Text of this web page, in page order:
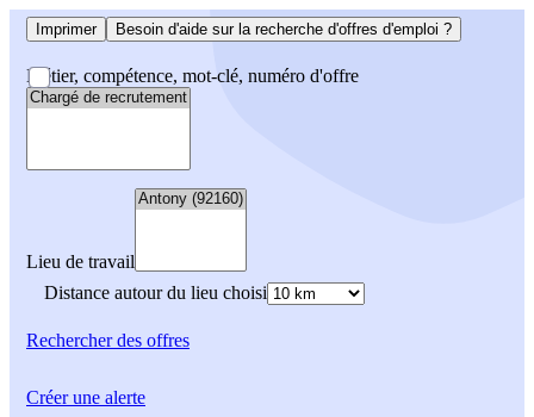
Imprimer Besoin d'aide sur la recherche d'offres d'emploi ?
Métier, compétence, mot-clé, numéro d'offre
Lieu de travail
Distance autour du lieu choisi
Rechercherdes offres
Créer une alerte